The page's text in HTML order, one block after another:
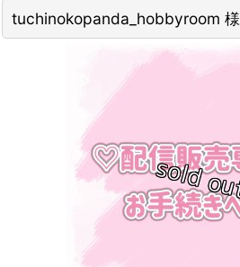
tuchinokopanda_hobbyroom 様